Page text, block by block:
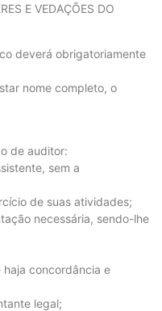
E VEDAÇÕES DO
deverá obrigatoriamente
nome completo, o
de auditor:
sem a
de suas atividades;
necessária, sendo-lhe
concordância e
legal;